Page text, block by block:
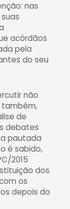
nas
acórdãos
pela
do seu
não
também,
de
debates
pautada
é sabido,
2015
dos
os
depois do